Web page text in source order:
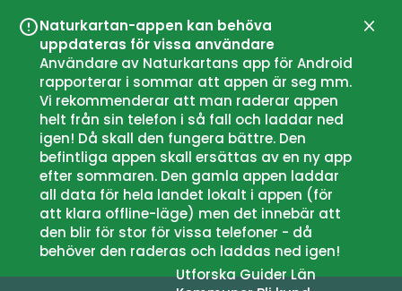
Naturkartan-appen kan behöva
uppdateras för vissa användare
Användare av Naturkartans app för Android
rapporterar i sommar att appen är seg mm.
Vi rekommenderar att man raderar appen
helt från sin telefon i så fall och laddar ned
igen! Då skall den fungera bättre. Den
befintliga appen skall ersättas av en ny app
efter sommaren. Den gamla appen laddar
all data för hela landet lokalt i appen (för
att klara offline-läge) men det innebär att
den blir för stor för vissa telefoner - då
behöver den raderas och laddas ned igen!
UtforskaGuiderLän